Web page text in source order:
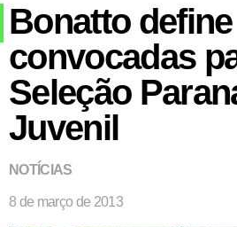
Bonatto
convocadas
Seleção
Juvenil
NOTÍCIAS
8 de março de 2013